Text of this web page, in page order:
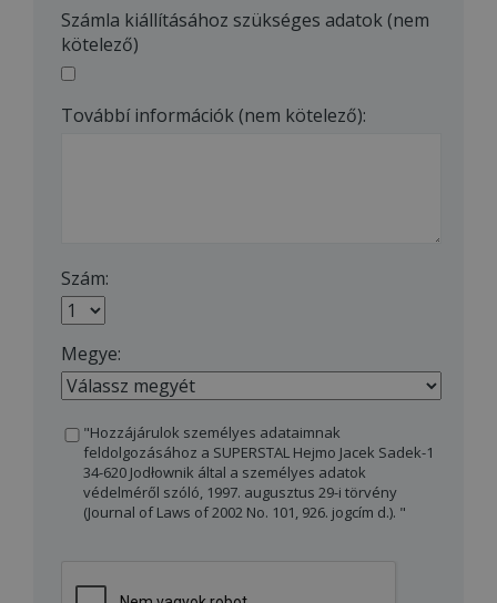
Számla kiállításához szükséges adatok (nem
kötelező)
Továbbí információk (nem kötelező):
Szám:
Megye:
"Hozzájárulok személyes adataimnak
feldolgozásához a SUPERSTAL Hejmo Jacek Sadek-1
34-620 Jodłownik által a személyes adatok
védelméről szóló, 1997. augusztus 29-i törvény
(Journal of Laws of 2002 No. 101, 926. jogcím d.). "